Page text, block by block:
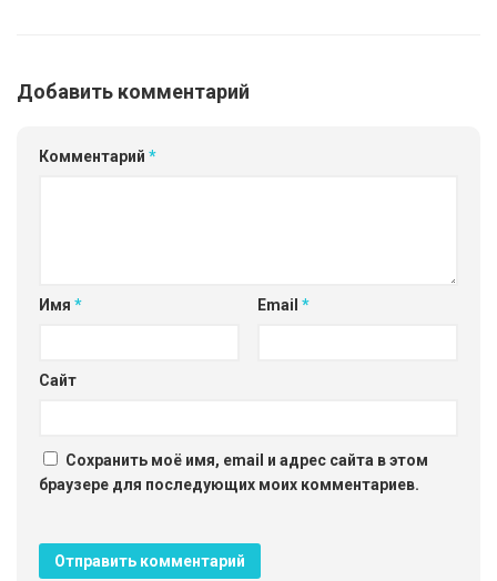
Добавить комментарий
Комментарий *
Имя * Email *
Сайт
Сохранить моё имя, email и адрес сайта в этом
браузере для последующих моих комментариев.